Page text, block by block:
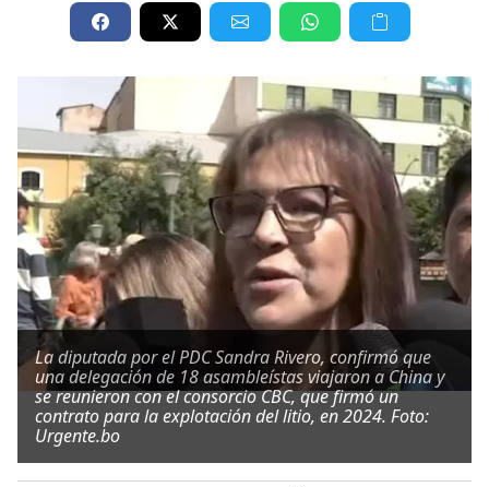
La diputada por el PDC Sandra Rivero, confirmó que
una delegación de 18 asambleístas viajaron a China y
se reunieron con el consorcio CBC, que firmó un
contrato para la explotación del litio, en 2024. Foto:
Urgente.bo